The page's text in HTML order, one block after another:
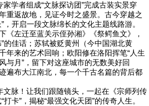
学者组成“文脉探访团”完成古装实景穿
重返故地，见证今时之盛景。古今穿越之
，开启一段文脉绵长的文化主题线路游。
《左迁至蓝关示侄孙湘》《祭鳄鱼文》，
的佳话；苏轼被贬黄州（今中国湖北黄
年来的艺术回响；欧阳修在洛阳挥笔“人生
与月”，留下对这座城市的无数美好回
布大江南北，每一个千古名篇的背后都
脉！让我们跟随镜头，一起在《宗师列传
卡”，揭秘“最强文化天团”的传奇人生。